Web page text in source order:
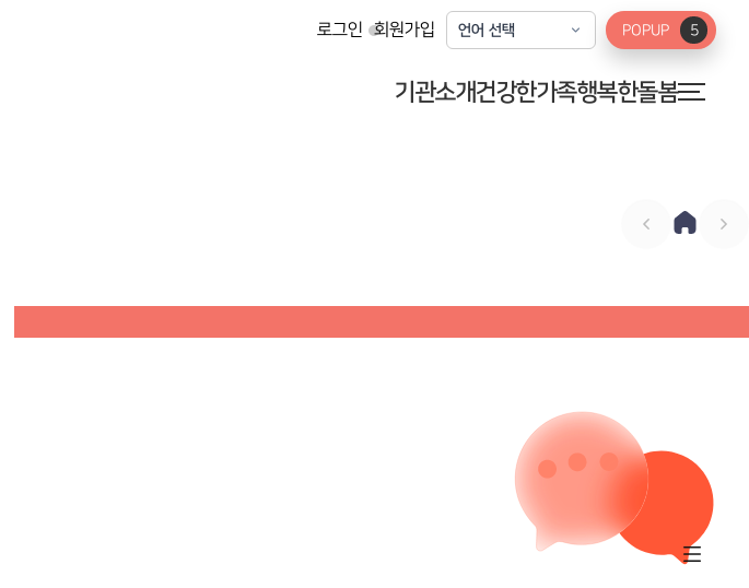
로그인 회원가입
기관소개건강한가족행복한돌봄
POPUP 5